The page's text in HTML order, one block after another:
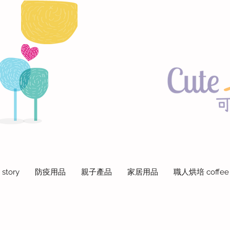
story 防疫用品 親子產品 家居用品 職人烘培 coffee